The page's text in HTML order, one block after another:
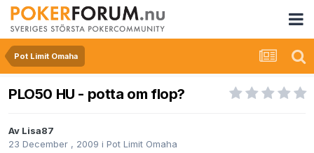
Pot Limit Omaha
PLO50 HU - potta om flop?
Av Lisa87
23 December , 2009 i Pot Limit Omaha